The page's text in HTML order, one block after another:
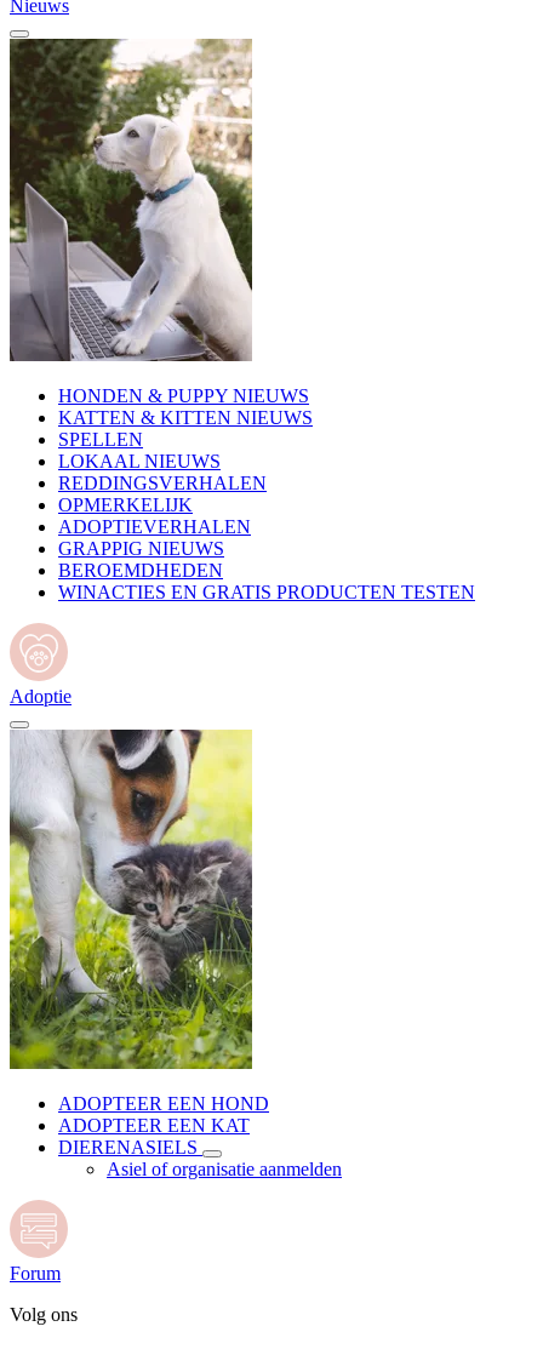
Nieuws
HONDEN & PUPPY NIEUWS
KATTEN & KITTEN NIEUWS
SPELLEN
LOKAAL NIEUWS
REDDINGSVERHALEN
OPMERKELIJK
ADOPTIEVERHALEN
GRAPPIG NIEUWS
BEROEMDHEDEN
WINACTIES EN GRATIS PRODUCTEN TESTEN
Adoptie
ADOPTEER EEN HOND
ADOPTEER EEN KAT
DIERENASIELS
Asiel of organisatie aanmelden
Forum
Volg ons